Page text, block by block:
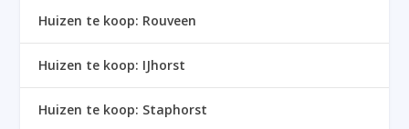
Huizen te koop: Rouveen
Huizen te koop: IJhorst
Huizen te koop: Staphorst